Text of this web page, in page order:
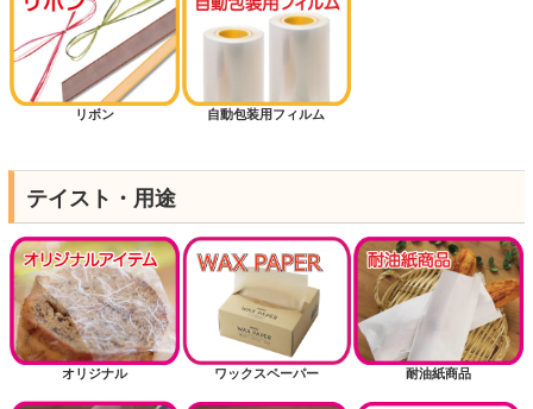
リボン 自動包装用フィルム
テイスト・用途
オリジナル ワックスペーパー 耐油紙商品